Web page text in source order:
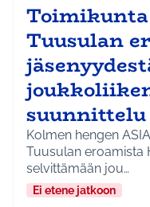
Tuusulan
Kolmen hengen
Tuusulan eroamista
selvittämään jou…
Ei etene jatkoon